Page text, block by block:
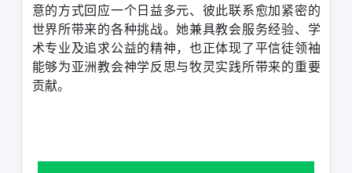
意的方式回应一个日益多元、彼此联系愈加紧密的
世界所带来的各种挑战。她兼具教会服务经验、学
术专业及追求公益的精神，也正体现了平信徒领袖
能够为亚洲教会神学反思与牧灵实践所带来的重要
贡献。